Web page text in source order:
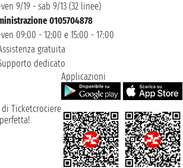
9/19 - sab 9/13 (32 linee)
0105704878
09:00 - 12:00 e 15:00 - 17:00
gratuita
dedicato
Ticketcrociere
Applicazioni